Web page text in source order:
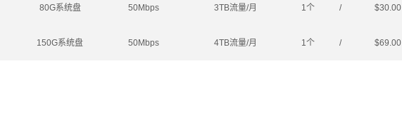
80G系统盘 50Mbps 3TB流量/月 1个 / $30.00
150G系统盘 50Mbps 4TB流量/月 1个 / $69.00